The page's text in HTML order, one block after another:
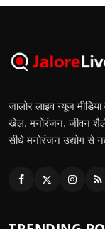
जालोर लाइव न्यूज
खेल, मनोरंजन, जीवन
सीधे मनोरंजन उद्योग से